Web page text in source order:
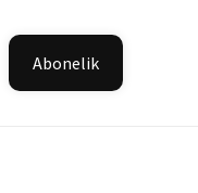
Abonelik